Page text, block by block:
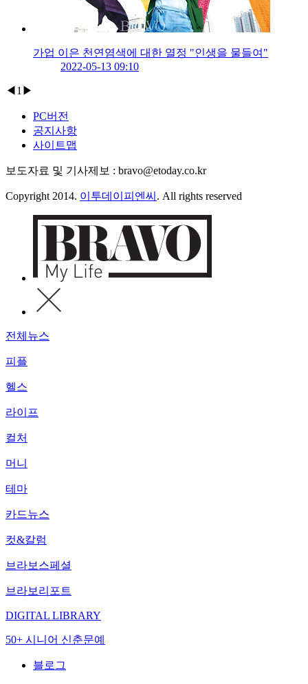
가업 이은 천연염색에 대한 열정 "인생을 물들여"
2022-05-13 09:10
◀ 1 ▶
PC버전
공지사항
사이트맵
보도자료 및 기사제보 : bravo@etoday.co.kr
Copyright 2014. 이투데이피엔씨 . All rights reserved
전체뉴스
피플
헬스
라이프
컬처
머니
테마
카드뉴스
컷&칼럼
브라보스페셜
브라보리포트
DIGITAL LIBRARY
50+ 시니어 신춘문예
블로그